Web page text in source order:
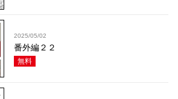
2025/05/02
番外編２２
無料